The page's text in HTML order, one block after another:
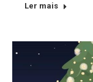
Ler mais